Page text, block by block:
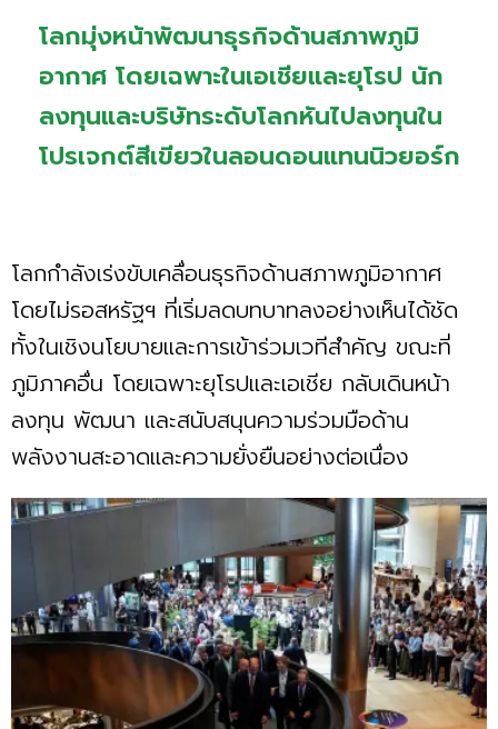
โลกมุ่งหน้าพัฒนาธุรกิจด้านสภาพภูมิ
อากาศ โดยเฉพาะในเอเชียและยุโรป นัก
ลงทุนและบริษัทระดับโลกหันไปลงทุนใน
โปรเจกต์สีเขียวในลอนดอนแทนนิวยอร์ก
โลกกำลังเร่งขับเคลื่อนธุรกิจด้านสภาพภูมิอากาศ
โดยไม่รอสหรัฐฯ ที่เริ่มลดบทบาทลงอย่างเห็นได้ชัด
ทั้งในเชิงนโยบายและการเข้าร่วมเวทีสำคัญ ขณะที่
ภูมิภาคอื่น โดยเฉพาะยุโรปและเอเชีย กลับเดินหน้า
ลงทุน พัฒนา และสนับสนุนความร่วมมือด้าน
พลังงานสะอาดและความยั่งยืนอย่างต่อเนื่อง